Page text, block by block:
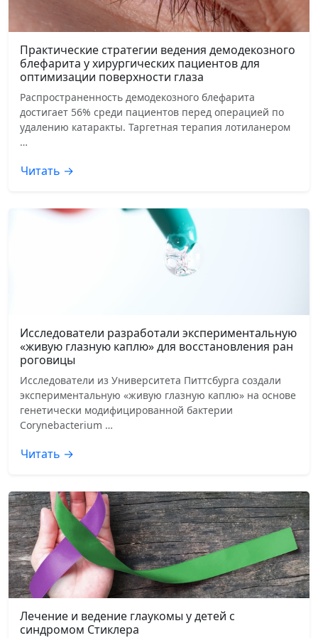
Практические стратегии ведения демодекозного
блефарита у хирургических пациентов для
оптимизации поверхности глаза
Распространенность демодекозного блефарита
достигает 56% среди пациентов перед операцией по
удалению катаракты. Таргетная терапия лотиланером
…
Читать →
Исследователи разработали экспериментальную
«живую глазную каплю» для восстановления ран
роговицы
Исследователи из Университета Питтсбурга создали
экспериментальную «живую глазную каплю» на основе
генетически модифицированной бактерии
Corynebacterium …
Читать →
Лечение и ведение глаукомы у детей с
синдромом Стиклера